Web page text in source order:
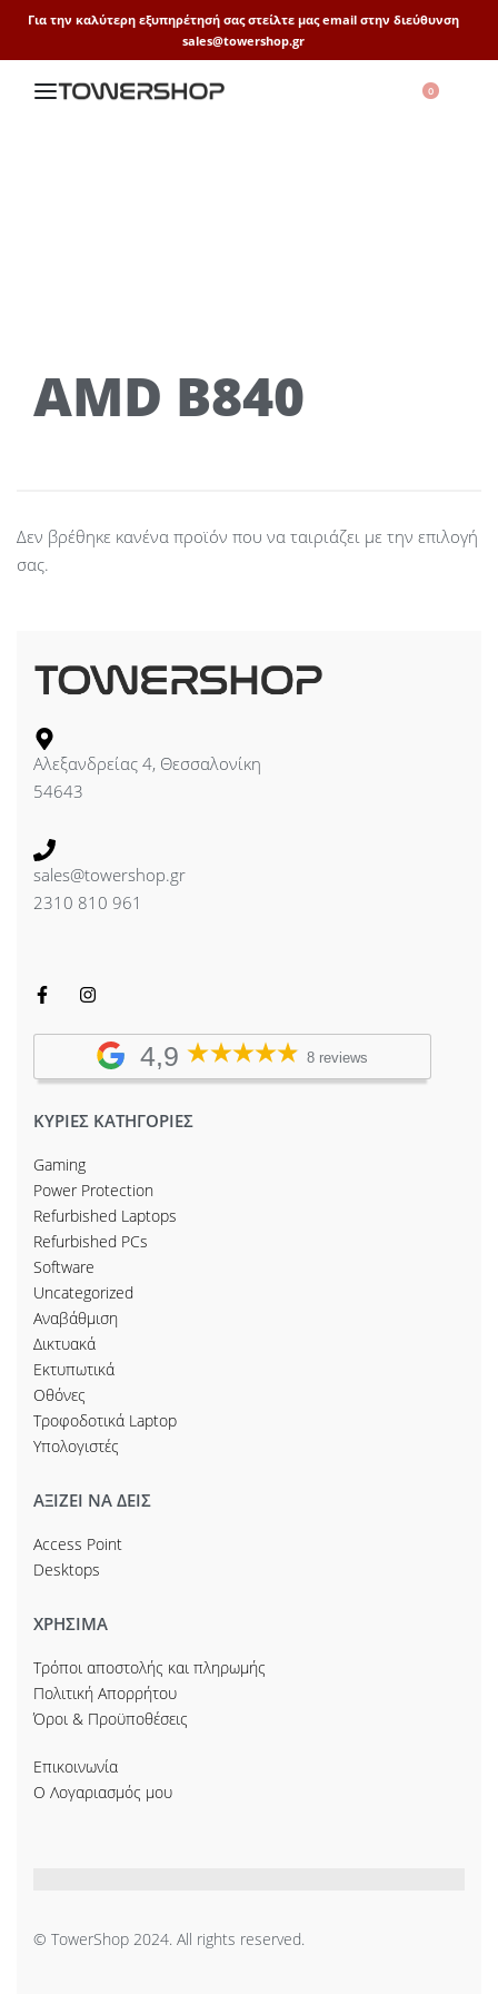
Για την καλύτερη εξυπηρέτησή σας στείλτε μας email στην διεύθυνση
sales@towershop.gr
0
AMD B840
Δεν βρέθηκε κανένα προϊόν που να ταιριάζει με την επιλογή
σας.
Αλεξανδρείας 4, Θεσσαλονίκη
54643
sales@towershop.gr
2310 810 961
4,9 8 reviews
ΚΥΡΙΕΣ ΚΑΤΗΓΟΡΙΕΣ
Gaming
Power Protection
Refurbished Laptops
Refurbished PCs
Software
Uncategorized
Αναβάθμιση
Δικτυακά
Εκτυπωτικά
Οθόνες
Τροφοδοτικά Laptop
Υπολογιστές
ΑΞΙΖΕΙ ΝΑ ΔΕΙΣ
Access Point
Desktops
ΧΡΗΣΙΜΑ
Τρόποι αποστολής και πληρωμής
Πολιτική Απορρήτου
Όροι & Προϋποθέσεις
Επικοινωνία
Ο Λογαριασμός μου
© TowerShop 2024. All rights reserved.